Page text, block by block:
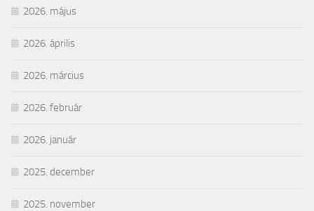
2026. május
2026. április
2026. március
2026. február
2026. január
2025. december
2025. november